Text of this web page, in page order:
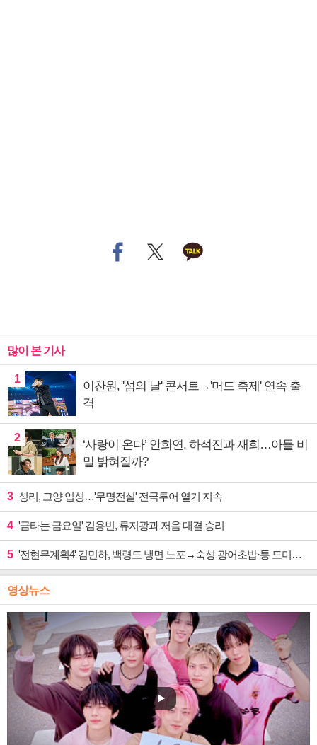
많이 본 기사
1
이찬원, '섬의 날' 콘서트→'머드 축제' 연속 출
격
2
‘사랑이 온다’ 안희연, 하석진과 재회…아들 비
밀 밝혀질까?
3 성리, 고양 입성…'무명전설' 전국투어 열기 지속
4 '금타는 금요일' 김용빈, 류지광과 저음 대결 승리
5 '전현무계획4' 김민하, 백령도 냉면 노포→숙성 광어초밥·통 도미찜 맛집 탐방
영상뉴스